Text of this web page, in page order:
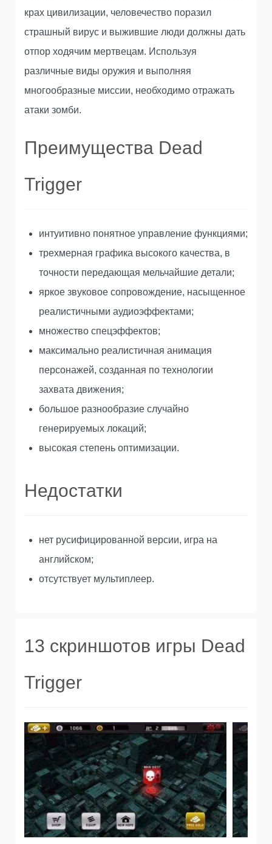
крах цивилизации, человечество поразил
страшный вирус и выжившие люди должны дать
отпор ходячим мертвецам. Используя
различные виды оружия и выполняя
многообразные миссии, необходимо отражать
атаки зомби.
Преимущества Dead
Trigger
интуитивно понятное управление функциями;
трехмерная графика высокого качества, в
точности передающая мельчайшие детали;
яркое звуковое сопровождение, насыщенное
реалистичными аудиоэффектами;
множество спецэффектов;
максимально реалистичная анимация
персонажей, созданная по технологии
захвата движения;
большое разнообразие случайно
генерируемых локаций;
высокая степень оптимизации.
Недостатки
нет русифицированной версии, игра на
английском;
отсутствует мультиплеер.
13 скриншотов игры Dead
Trigger